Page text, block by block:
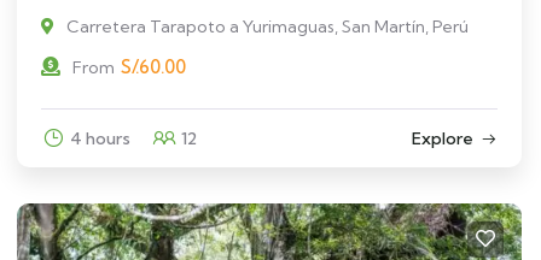
Carretera Tarapoto a Yurimaguas, San Martín, Perú
From S/.60.00
4 hours 12 Explore